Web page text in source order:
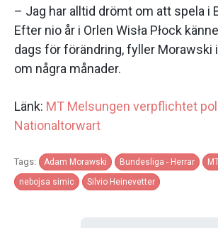
– Jag har alltid drömt om att spela i
Efter nio år i Orlen Wisła Płock
dags för förändring, fyller Morawski
om några månader.
Länk: MT Melsungen verpflichtet
Nationaltorwart
Tags: Adam Morawski Bundesliga - Herrar
nebojsa simic
Silvio Heinevetter